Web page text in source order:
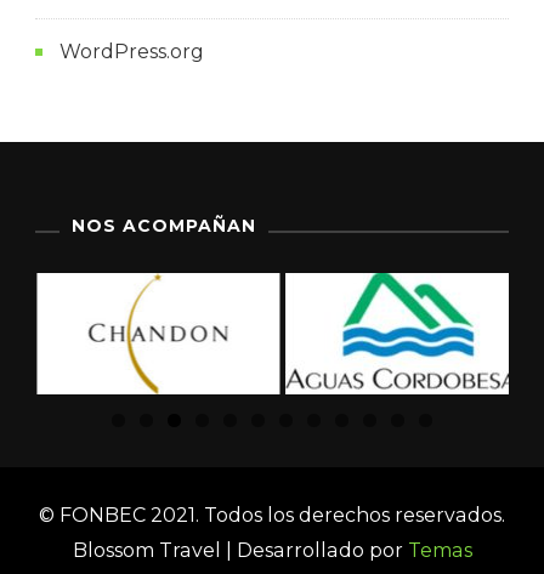
WordPress.org
NOS ACOMPAÑAN
© FONBEC 2021. Todos los derechos reservados.
Blossom Travel | Desarrollado porTemas